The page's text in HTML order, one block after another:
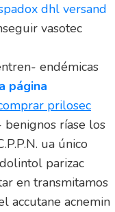
dhl versand
vasotec
endémicas
página
prilosec
ríase los
ua único
parizac
en transmitamos
accutane acnemin